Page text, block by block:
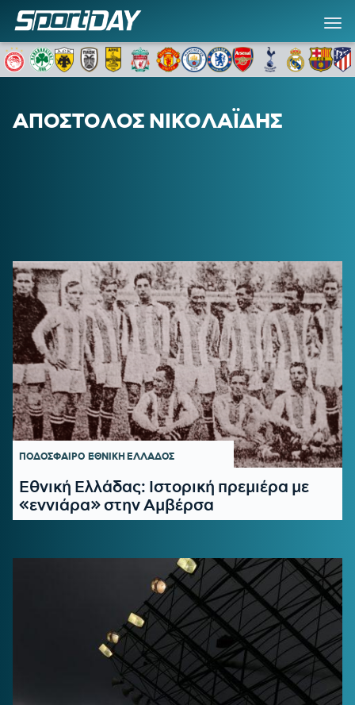
ΑΠΟΣΤΟΛΟΣ ΝΙΚΟΛΑΪΔΗΣ
ΠΟΔΟΣΦΑΙΡΟ ΕΘΝΙΚΗ ΕΛΛΑΔΟΣ
Εθνική Ελλάδας: Ιστορική πρεμιέρα με
«εννιάρα» στην Αμβέρσα